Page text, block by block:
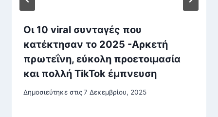
Οι 10 viral συνταγές που
κατέκτησαν το 2025 -Αρκετή
πρωτεΐνη, εύκολη προετοιμασία
και πολλή TikTok έμπνευση
Δημοσιεύτηκε στις7 Δεκεμβρίου, 2025